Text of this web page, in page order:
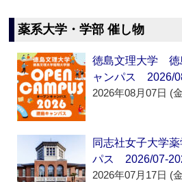
薬系大学・学部 催し物
徳島文理大学
ャンパス 2026/
2026年08月07日 (
同志社女子大学
パス 2026/07-
2026年07月17日 (